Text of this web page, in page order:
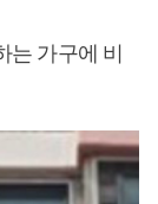
가구에 비